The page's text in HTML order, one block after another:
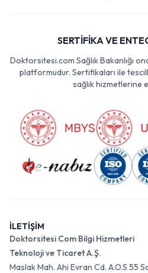
SERTİFİKA VE
Doktorsitesi.com Sağlık Bakanlığı
platformudur. Sertifikaları ile
sağlık hizmetlerine
İLETİŞİM
Doktorsitesi Com Bilgi Hizmetleri
Teknoloji ve Ticaret A.Ş.
Maslak Mah. Ahi Evran Cd. A.O.S 55